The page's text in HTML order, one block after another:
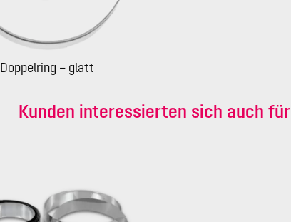
Doppelring – glatt
Kunden interessierten sich auch für